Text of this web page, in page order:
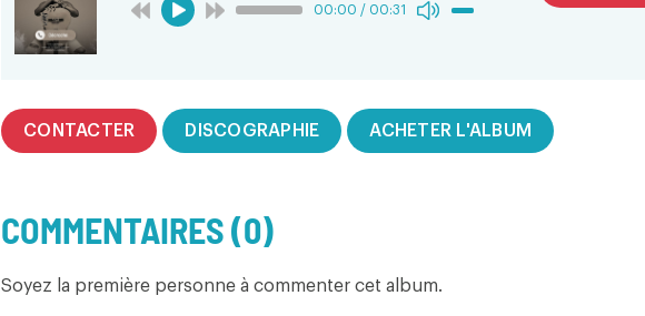
00:00 / 00:31
CONTACTER DISCOGRAPHIE ACHETER L'ALBUM
COMMENTAIRES (0)
Soyez la première personne à commenter cet album.